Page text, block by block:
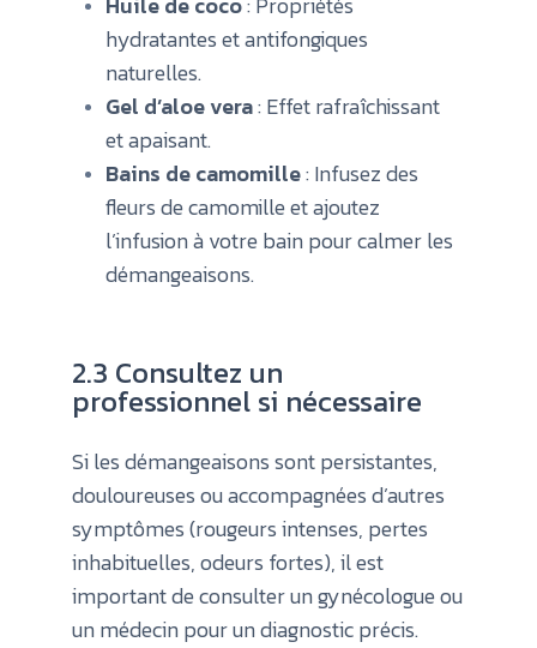
hydratantes et antifongiques
naturelles.
Gel d’aloe vera: Effet rafraîchissant
et apaisant.
Bains de camomille: Infusez des
fleurs de camomille et ajoutez
l’infusion à votre bain pour calmer les
démangeaisons.
2.3 Consultez un
professionnel si nécessaire
Si les démangeaisons sont persistantes,
douloureuses ou accompagnées d’autres
symptômes (rougeurs intenses, pertes
inhabituelles, odeurs fortes), il est
important de consulter un gynécologue ou
un médecin pour un diagnostic précis.